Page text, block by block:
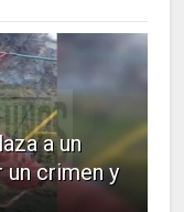
a un
un crimen y